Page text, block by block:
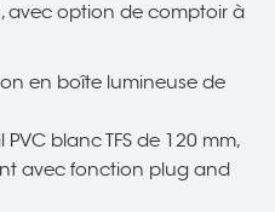
avec option de comptoir à
en boîte lumineuse de
blanc TFS de 120 mm,
avec fonction plug and